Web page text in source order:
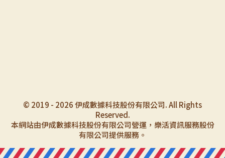
© 2019 - 2026 伊成數據科技股份有限公司. All Rights
Reserved.
本網站由伊成數據科技股份有限公司營運，樂活資訊服務股份
有限公司提供服務。